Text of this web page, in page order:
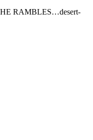
RAMBLES…desert-